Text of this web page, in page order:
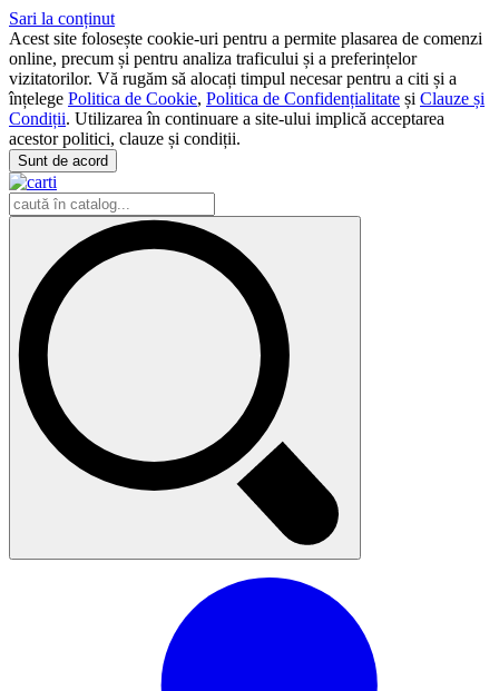
Sari la conținut
Acest site folosește cookie-uri pentru a permite plasarea de comenzi
online, precum și pentru analiza traficului și a preferințelor
vizitatorilor. Vă rugăm să alocați timpul necesar pentru a citi și a
înțelege Politica de Cookie, Politica de Confidențialitate și Clauze și
Condiții. Utilizarea în continuare a site-ului implică acceptarea
acestor politici, clauze și condiții.
Sunt de acord